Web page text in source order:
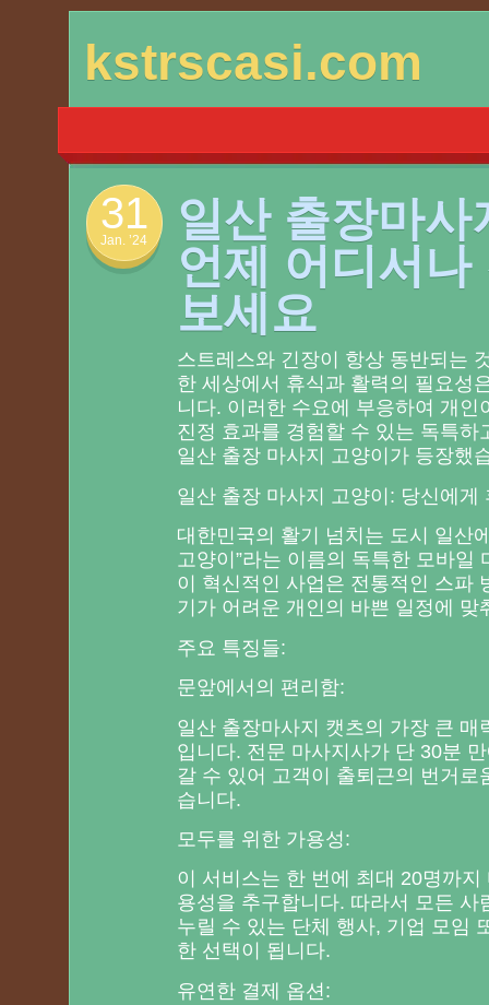
to
kstrscasi.com
31
Jan. ’24
일산 출장마
언제 어디서
보세요
스트레스와 긴장이 항상 동반되는
한 세상에서 휴식과 활력의 필요성
니다. 이러한 수요에 부응하여 개
진정 효과를 경험할 수 있는 독특하
일산 출장 마사지 고양이가 등장했
일산 출장 마사지 고양이: 당신에게
대한민국의 활기 넘치는 도시 일산
고양이”라는 이름의 독특한 모바일
이 혁신적인 사업은 전통적인 스파
기가 어려운 개인의 바쁜 일정에 맞
주요 특징들:
문앞에서의 편리함:
일산 출장마사지 캣츠의 가장 큰
입니다. 전문 마사지사가 단 30분
갈 수 있어 고객이 출퇴근의 번거
습니다.
모두를 위한 가용성:
이 서비스는 한 번에 최대 20명까
용성을 추구합니다. 따라서 모든 사
누릴 수 있는 단체 행사, 기업 모임
한 선택이 됩니다.
유연한 결제 옵션: